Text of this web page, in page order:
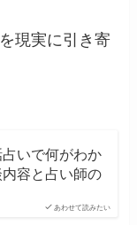
現実に引き寄
あわせて読みたい
いで何がわか
容と占い師の